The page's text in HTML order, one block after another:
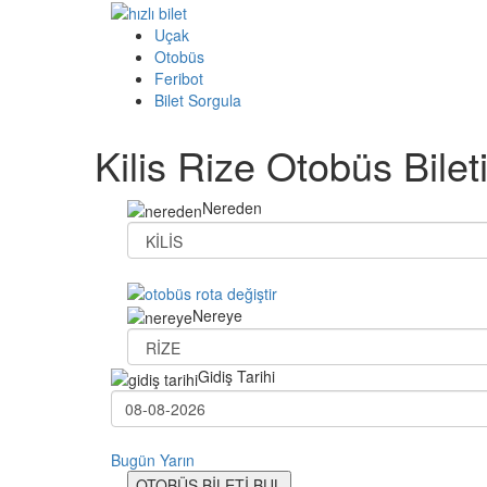
Uçak
Otobüs
Feribot
Bilet Sorgula
Kilis Rize Otobüs Bileti
Nereden
Nereye
Gidiş Tarihi
Bugün Yarın